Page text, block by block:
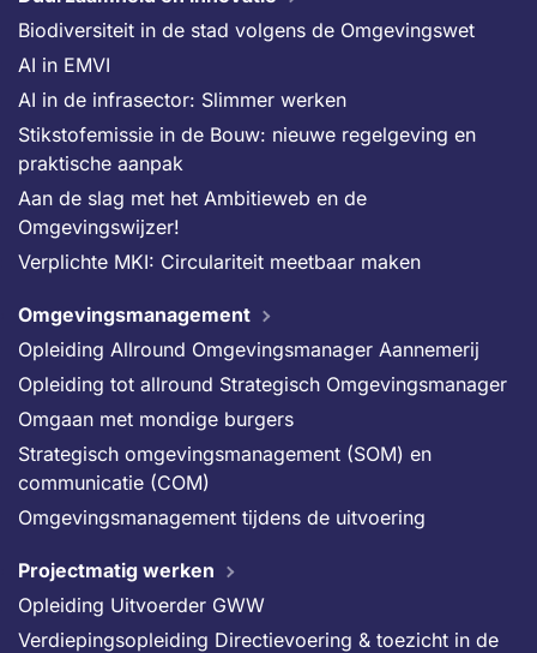
Biodiversiteit in de stad volgens de Omgevingswet
AI in EMVI
AI in de infrasector: Slimmer werken
Stikstofemissie in de Bouw: nieuwe regelgeving en
praktische aanpak
Aan de slag met het Ambitieweb en de
Omgevingswijzer!
Verplichte MKI: Circulariteit meetbaar maken
Omgevingsmanagement
Opleiding Allround Omgevingsmanager Aannemerij
Opleiding tot allround Strategisch Omgevingsmanager
Omgaan met mondige burgers
Strategisch omgevingsmanagement (SOM) en
communicatie (COM)
Omgevingsmanagement tijdens de uitvoering
Projectmatig werken
Opleiding Uitvoerder GWW
Verdiepingsopleiding Directievoering & toezicht in de